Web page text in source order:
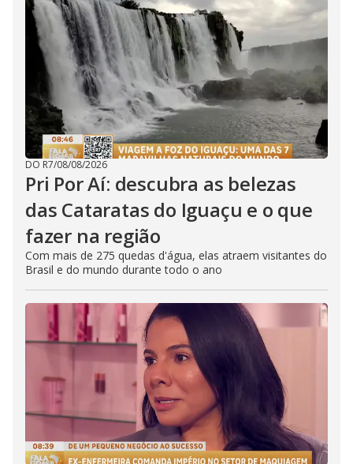
DO R7/08/08/2026
Pri Por Aí: descubra as belezas
das Cataratas do Iguaçu e o que
fazer na região
Com mais de 275 quedas d'água, elas atraem visitantes do
Brasil e do mundo durante todo o ano